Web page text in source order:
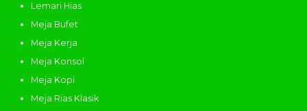
Lemari Hias
Meja Bufet
Meja Kerja
Meja Konsol
Meja Kopi
Meja Rias Klasik